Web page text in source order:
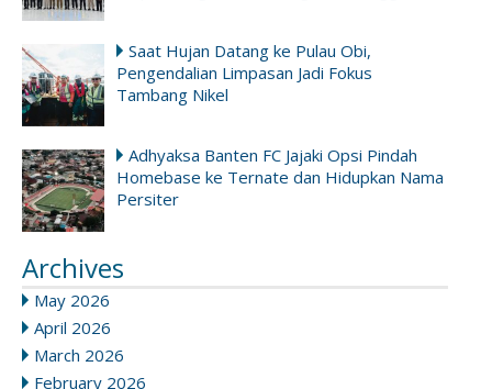
Saat Hujan Datang ke Pulau Obi,
Pengendalian Limpasan Jadi Fokus
Tambang Nikel
Adhyaksa Banten FC Jajaki Opsi Pindah
Homebase ke Ternate dan Hidupkan Nama
Persiter
Archives
May 2026
April 2026
March 2026
February 2026